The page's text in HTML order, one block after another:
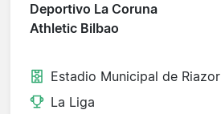
Deportivo La Coruna
Athletic Bilbao
Estadio Municipal de Riazor
La Liga